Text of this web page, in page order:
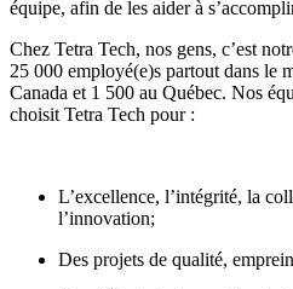
équipe, afin de les aider à
Chez Tetra Tech, nos gens, c’est
25 000 employé(e)s partout dans le
Canada et 1 500 au Québec. Nos
choisit Tetra Tech pour :
L’excellence, l’intégrité, la
l’innovation;
Des projets de qualité,